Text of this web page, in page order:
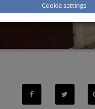
Cookie settings